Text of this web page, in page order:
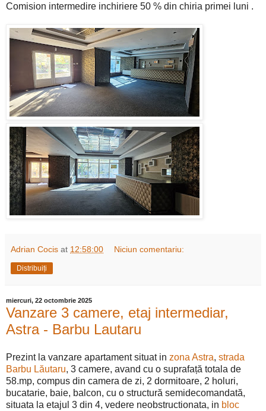
Comision intermedire inchiriere 50 % din chiria primei luni .
Adrian Cocis at 12:58:00 Niciun comentariu:
Distribuiți
miercuri, 22 octombrie 2025
Vanzare 3 camere, etaj intermediar,
Astra - Barbu Lautaru
Prezint la vanzare apartament situat in zona Astra, strada
Barbu Lăutaru, 3 camere, avand cu o suprafață totala de
58.mp, compus din camera de zi, 2 dormitoare, 2 holuri,
bucatarie, baie, balcon, cu o structură semidecomandată,
situata la etajul 3 din 4, vedere neobstructionata, in bloc